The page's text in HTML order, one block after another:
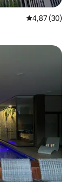
Prosječna
4,87 (30)